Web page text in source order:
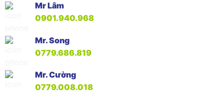
Mr Lâm
0901.940.968
Mr. Song
0779.686.819
Mr. Cường
0779.008.018